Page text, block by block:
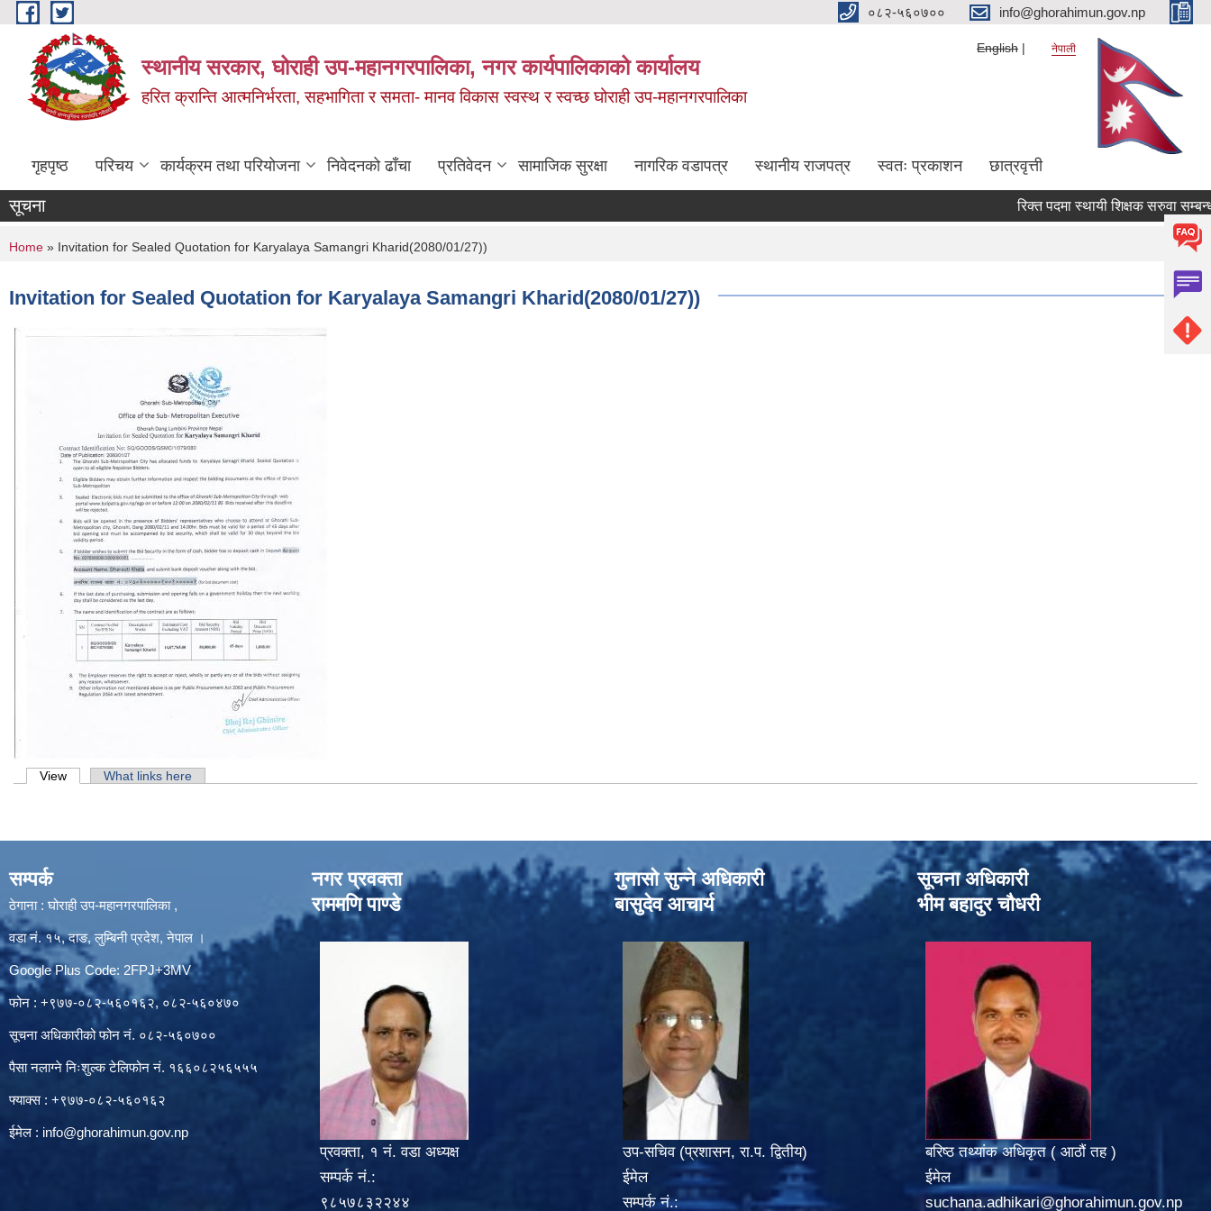
Skip to main content ०८२-५६०७०० info@ghorahimun.gov.np
स्थानीय सरकार, घोराही उप-महानगरपालिका, नगर कार्यपालिकाको कार्यालय
हरित क्रान्ति आत्मनिर्भरता, सहभागिता र समता- मानव विकास स्वस्थ र स्वच्छ घोराही उप-महानगरपालिका
English नेपाली
गृहपृष्ठ परिचय कार्यक्रम तथा परियोजना निवेदनको ढाँचा प्रतिवेदन सामाजिक सुरक्षा नागरिक वडापत्र स्थानीय राजपत्र स्वतः प्रकाशन छात्रवृत्ती
सूचना रिक्त पदमा स्थायी शिक्षक सरुवा
You are here
Home » Invitation for Sealed Quotation for Karyalaya Samangri Kharid(2080/01/27))
Invitation for Sealed Quotation for Karyalaya Samangri Kharid(2080/01/27))
Primary tabs
View (active tab)What links here
सम्पर्क
ठेगाना : घोराही उप-महानगरपालिका ,
वडा नं. १५, दाङ, लुम्बिनी प्रदेश, नेपाल ।
Google Plus Code: 2FPJ+3MV
फोन : +९७७-०८२-५६०१६२, ०८२-५६०४७०
सूचना अधिकारीको फोन नं. ०८२-५६०७००
पैसा नलाग्ने निःशुल्क टेलिफोन नं. १६६०८२५६५५५
फ्याक्स : +९७७-०८२-५६०१६२
ईमेल : info@ghorahimun.gov.np
नगर प्रवक्ता
राममणि पाण्डे
प्रवक्ता, १ नं. वडा अध्यक्ष
सम्पर्क नं.:
९८५७८३२२४४
गुनासो सुन्‍ने अधिकारी
बासुदेव आचार्य
उप-सचिव (प्रशासन, रा.प. द्वितीय)
ईमेल
सम्पर्क नं.:
सूचना अधिकारी
भीम बहादुर चौधरी
बरिष्ठ तथ्यांक अधिकृत ( आठौं तह )
ईमेल
suchana.adhikari@ghorahimun.gov.np